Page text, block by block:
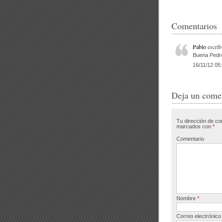
e
b
o
k
Comentarios
Pablo
Buena
16/11/12
Deja un
Tu dirección de
marcados con *
Comentario
Nombre *
Correo electrónico